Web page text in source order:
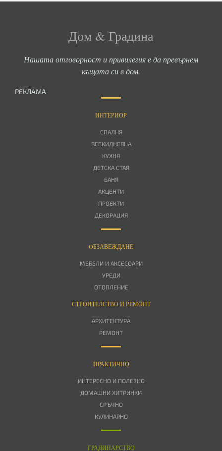
Дом & Градина
Нашата отговорност и привилегия е да превърнем
къщата си в дом.
РЕКЛАМА
ИНТЕРИОР
СПАЛНЯ
ВСЕКИДНЕВНА
КУХНЯ
ДЕТСКА СТАЯ
БАНЯ
АКЦЕНТИ
ПРОЕКТИ
ДЕКОРАЦИЯ
OБЗАВЕЖДАНЕ
МЕБЕЛИ И АКСЕСОАРИ
УРЕДИ
ОТОПЛЕНИЕ
СТРОИТЕЛСТВО И РЕМОНТ
АРХИТЕКТУРА
РЕМОНТ
ПРАКТИЧНО
ИНТЕРЕСНО И ПОЛЕЗНО
ДОМАШНИ ХИТРИНКИ
СРЪЧНО
КУЛИНАРНО
ГРАДИНАРСТВО